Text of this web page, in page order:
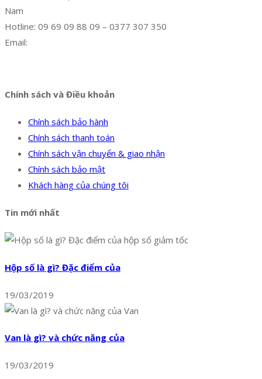
Nam
Hotline: 09 69 09 88 09 – 0377 307 350
Email:
Chính sách và Điều khoản
Chính sách bảo hành
Chính sách thanh toán
Chính sách vận chuyển & giao nhận
Chính sách bảo mật
Khách hàng của chúng tôi
Tin mới nhất
Hộp số là gì? Đặc điểm của
19/03/2019
Van là gì? và chức năng của
19/03/2019